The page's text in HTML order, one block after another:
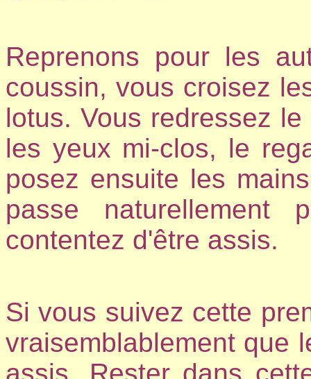
Reprenons pour les
coussin, vous croisez
lotus. Vous redressez
les yeux mi-clos, le
posez ensuite les
passe
contentez d'être assis.
Si vous suivez cette
vraisemblablement que